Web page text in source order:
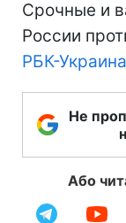
Срочные и
России
РБК-
Не
Або